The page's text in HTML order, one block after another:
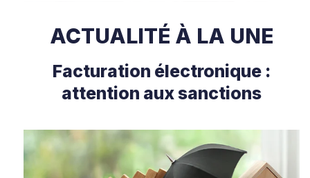
ACTUALITÉ À LA UNE
Facturation électronique :
attention aux sanctions